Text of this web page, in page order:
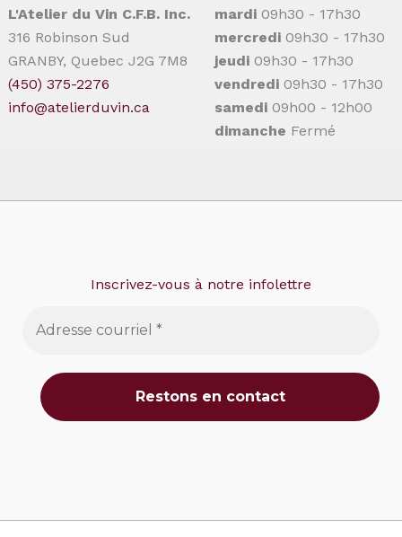
L'Atelier du Vin C.F.B. Inc.
316 Robinson Sud
GRANBY, Quebec J2G 7M8
(450) 375-2276
info@atelierduvin.ca
mardi 09h30 - 17h30
mercredi 09h30 - 17h30
jeudi 09h30 - 17h30
vendredi 09h30 - 17h30
samedi 09h00 - 12h00
dimanche Fermé
Inscrivez-vous à notre infolettre